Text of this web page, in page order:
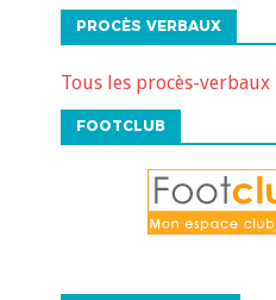
PROCÈS VERBAUX
Tous les procès-verbaux
FOOTCLUB